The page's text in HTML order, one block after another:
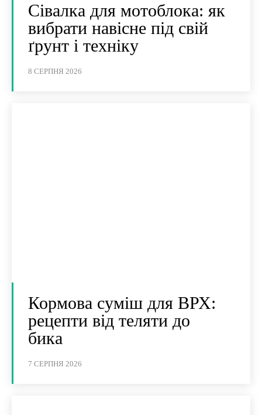
Сівалка для мотоблока: як
вибрати навісне під свій
ґрунт і техніку
8 СЕРПНЯ 2026
Кормова суміш для ВРХ:
рецепти від теляти до
бика
7 СЕРПНЯ 2026